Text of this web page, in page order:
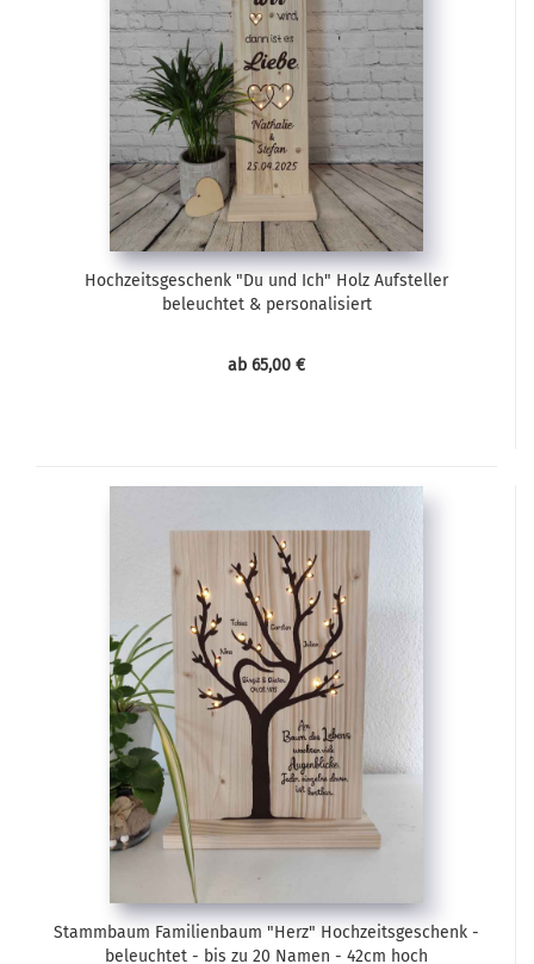
Hochzeitsgeschenk "Du und Ich" Holz Aufsteller
beleuchtet & personalisiert
ab 65,00 €
Stammbaum Familienbaum "Herz" Hochzeitsgeschenk -
beleuchtet - bis zu 20 Namen - 42cm hoch